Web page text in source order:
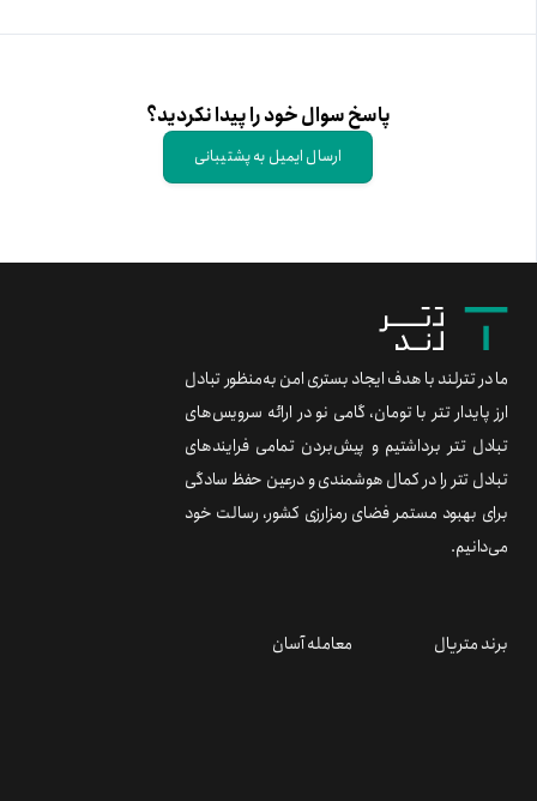
پاسخ سوال خود را پیدا نکردید؟
ارسال ایمیل به پشتیبانی
ما در تترلند با هدف ایجاد بستری امن به‌منظور تبادل
ارز پایدار تتر با تومان، گامی نو در ارائه سرویس‌های
تبادل تتر برداشتیم و پیش‌بردن تمامی فرایندهای
تبادل تتر را در کمال هوشمندی و درعین حفظ سادگی
برای بهبود مستمر فضای رمزارزی کشور، رسالت خود
می‌دانیم.
برند متریال معامله آسان